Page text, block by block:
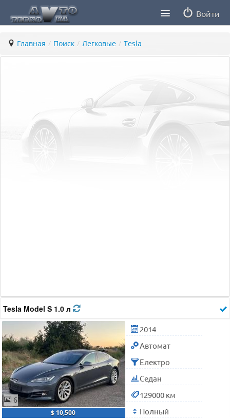
Войти
Статьи
Главная / Поиск / Легковые / Tesla
Tesla Model S 1.0 л
6
$ 10,500
2014
Автомат
Електро
Седан
129000 км
Полный